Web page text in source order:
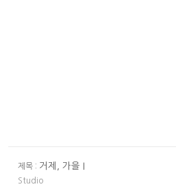
제목 : 거제, 가을 I
Studio